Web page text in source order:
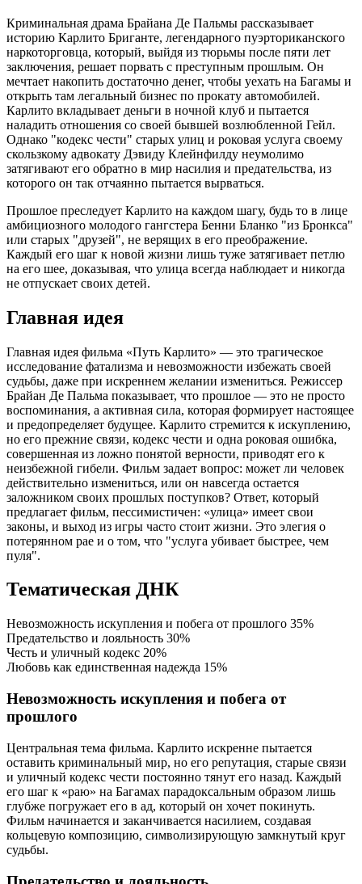
Криминальная драма Брайана Де Пальмы рассказывает
историю Карлито Бриганте, легендарного пуэрториканского
наркоторговца, который, выйдя из тюрьмы после пяти лет
заключения, решает порвать с преступным прошлым. Он
мечтает накопить достаточно денег, чтобы уехать на Багамы и
открыть там легальный бизнес по прокату автомобилей.
Карлито вкладывает деньги в ночной клуб и пытается
наладить отношения со своей бывшей возлюбленной Гейл.
Однако "кодекс чести" старых улиц и роковая услуга своему
скользкому адвокату Дэвиду Клейнфилду неумолимо
затягивают его обратно в мир насилия и предательства, из
которого он так отчаянно пытается вырваться.
Прошлое преследует Карлито на каждом шагу, будь то в лице
амбициозного молодого гангстера Бенни Бланко "из Бронкса"
или старых "друзей", не верящих в его преображение.
Каждый его шаг к новой жизни лишь туже затягивает петлю
на его шее, доказывая, что улица всегда наблюдает и никогда
не отпускает своих детей.
Главная идея
Главная идея фильма «Путь Карлито» — это трагическое
исследование фатализма и невозможности избежать своей
судьбы, даже при искреннем желании измениться. Режиссер
Брайан Де Пальма показывает, что прошлое — это не просто
воспоминания, а активная сила, которая формирует настоящее
и предопределяет будущее. Карлито стремится к искуплению,
но его прежние связи, кодекс чести и одна роковая ошибка,
совершенная из ложно понятой верности, приводят его к
неизбежной гибели. Фильм задает вопрос: может ли человек
действительно измениться, или он навсегда остается
заложником своих прошлых поступков? Ответ, который
предлагает фильм, пессимистичен: «улица» имеет свои
законы, и выход из игры часто стоит жизни. Это элегия о
потерянном рае и о том, что "услуга убивает быстрее, чем
пуля".
Тематическая ДНК
Невозможность искупления и побега от прошлого 35%
Предательство и лояльность 30%
Честь и уличный кодекс 20%
Любовь как единственная надежда 15%
Невозможность искупления и побега от
прошлого
Центральная тема фильма. Карлито искренне пытается
оставить криминальный мир, но его репутация, старые связи
и уличный кодекс чести постоянно тянут его назад. Каждый
его шаг к «раю» на Багамах парадоксальным образом лишь
глубже погружает его в ад, который он хочет покинуть.
Фильм начинается и заканчивается насилием, создавая
кольцевую композицию, символизирующую замкнутый круг
судьбы.